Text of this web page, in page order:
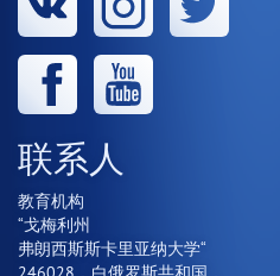
联系人
教育机构
“戈梅利州
弗朗西斯斯卡里亚纳大学“